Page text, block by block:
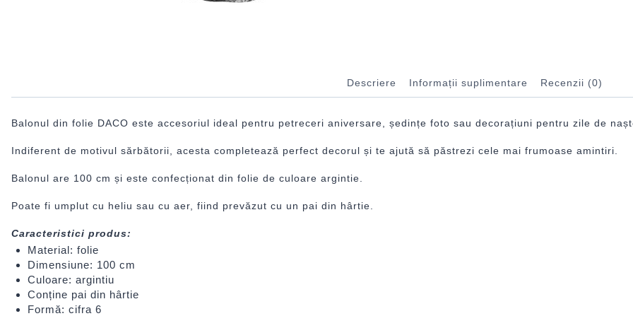
Descriere Informații suplimentare Recenzii (0)
Balonul din folie DACO este accesoriul ideal pentru petreceri aniversare, ședințe foto sau decorațiuni pentru zile de
Indiferent de motivul sărbătorii, acesta completează perfect decorul și te ajută să păstrezi cele mai frumoase amintiri.
Balonul are 100 cm și este confecționat din folie de culoare argintie.
Poate fi umplut cu heliu sau cu aer, fiind prevăzut cu un pai din hârtie.
Caracteristici produs:
Material: folie
Dimensiune: 100 cm
Culoare: argintiu
Conține pai din hârtie
Formă: cifra 6